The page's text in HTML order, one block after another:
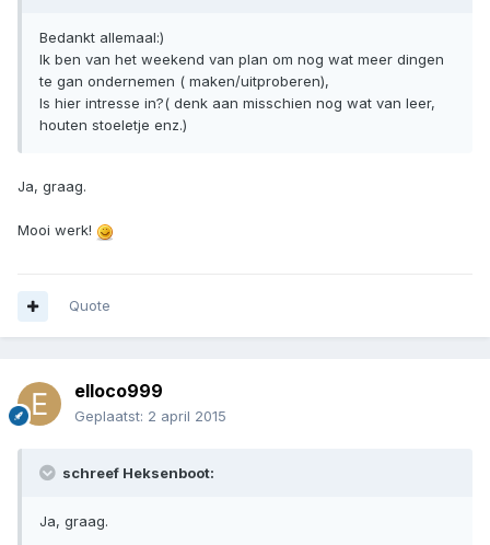
Bedankt allemaal:)
Ik ben van het weekend van plan om nog wat meer dingen
te gan ondernemen ( maken/uitproberen),
Is hier intresse in?( denk aan misschien nog wat van leer,
houten stoeletje enz.)
Ja, graag.
Mooi werk!
Quote
elloco999
Geplaatst: 2 april 2015
schreef Heksenboot:
Ja, graag.